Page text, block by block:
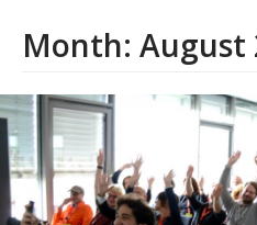
Month: August